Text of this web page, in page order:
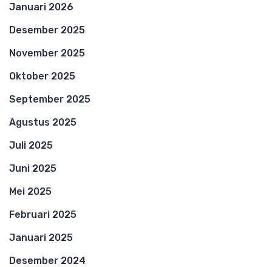
Januari 2026
Desember 2025
November 2025
Oktober 2025
September 2025
Agustus 2025
Juli 2025
Juni 2025
Mei 2025
Februari 2025
Januari 2025
Desember 2024